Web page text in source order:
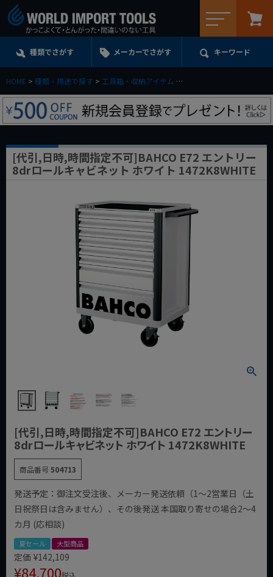
種類でさがす メーカーでさがす キーワード
HOME 種類・用途で探す 工具箱・収納アイテム
[代引,日時,時間指定不可]BAHCO E72 エントリー
8drロールキャビネット ホワイト 1472K8WHITE
[代引,日時,時間指定不可]BAHCO E72 エントリー
8drロールキャビネット ホワイト 1472K8WHITE
商品番号504713
発送予定：御注文受注後、メーカー発送依頼（1～2営業日（土
日祝祭日は含みません）、その後発送 本国取り寄せの場合2～4
カ月 (応相談)
夏セール 大型商品
定価 ¥142,109
¥84,700税込